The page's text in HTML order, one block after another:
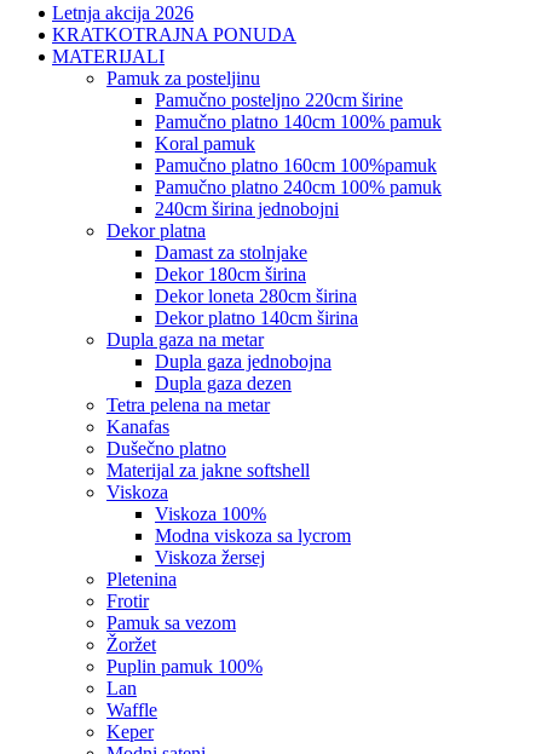
Letnja akcija 2026
KRATKOTRAJNA PONUDA
MATERIJALI
pamuk za posteljinu
pamučno posteljno 220cm širine
pamučno platno 140cm 100% pamuk
koral pamuk
pamučno platno 160cm 100%pamuk
pamučno platno 240cm 100% pamuk
240cm širina jednobojni
dekor platna
damast za stolnjake
dekor 180cm širina
dekor loneta 280cm širina
dekor platno 140cm širina
dupla gaza na metar
dupla gaza jednobojna
dupla gaza dezen
tetra pelena na metar
kanafas
dušečno platno
materijal za jakne softshell
viskoza
viskoza 100%
modna viskoza sa lycrom
viskoza žersej
pletenina
frotir
pamuk sa vezom
žoržet
puplin pamuk 100%
lan
waffle
keper